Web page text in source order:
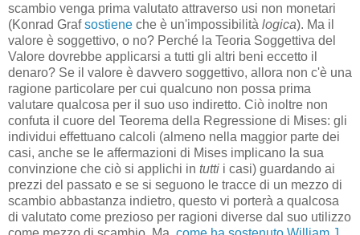
scambio venga prima valutato attraverso usi non monetari
(Konrad Grafsostiene che è un'impossibilità logica). Ma il
valore è soggettivo, o no? Perché la Teoria Soggettiva del
Valore dovrebbe applicarsi a tutti gli altri beni eccetto il
denaro? Se il valore è davvero soggettivo, allora non c'è una
ragione particolare per cui qualcuno non possa prima
valutare qualcosa per il suo uso indiretto. Ciò inoltre non
confuta il cuore del Teorema della Regressione di Mises: gli
individui effettuano calcoli (almeno nella maggior parte dei
casi, anche se le affermazioni di Mises implicano la sua
convinzione che ciò si applichi in tutti i casi) guardando ai
prezzi del passato e se si seguono le tracce di un mezzo di
scambio abbastanza indietro, questo vi porterà a qualcosa
di valutato come prezioso per ragioni diverse dal suo utilizzo